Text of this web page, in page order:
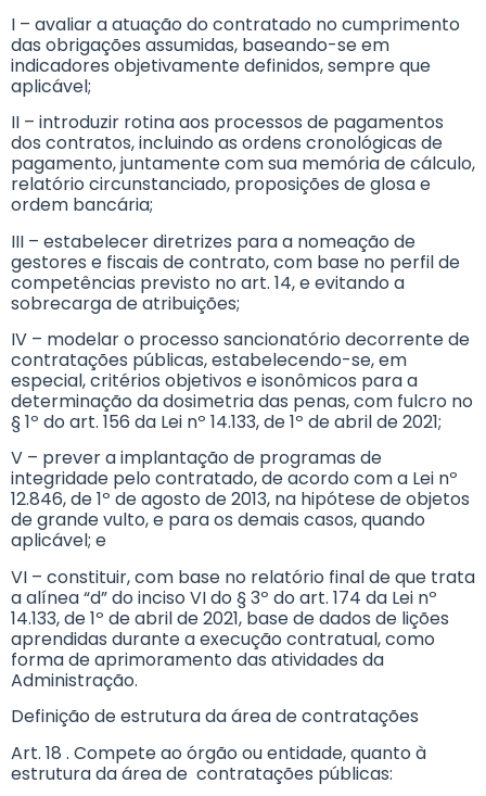
I – avaliar a atuação do contratado no cumprimento
das obrigações assumidas, baseando-se em
indicadores objetivamente definidos, sempre que
aplicável;
II – introduzir rotina aos processos de pagamentos
dos contratos, incluindo as ordens cronológicas de
pagamento, juntamente com sua memória de cálculo,
relatório circunstanciado, proposições de glosa e
ordem bancária;
III – estabelecer diretrizes para a nomeação de
gestores e fiscais de contrato, com base no perfil de
competências previsto no art. 14, e evitando a
sobrecarga de atribuições;
IV – modelar o processo sancionatório decorrente de
contratações públicas, estabelecendo-se, em
especial, critérios objetivos e isonômicos para a
determinação da dosimetria das penas, com fulcro no
§ 1º do art. 156 da Lei nº 14.133, de 1º de abril de 2021;
V – prever a implantação de programas de
integridade pelo contratado, de acordo com a Lei nº
12.846, de 1º de agosto de 2013, na hipótese de objetos
de grande vulto, e para os demais casos, quando
aplicável; e
VI – constituir, com base no relatório final de que trata
a alínea “d” do inciso VI do § 3º do art. 174 da Lei nº
14.133, de 1º de abril de 2021, base de dados de lições
aprendidas durante a execução contratual, como
forma de aprimoramento das atividades da
Administração.
Definição de estrutura da área de contratações
Art. 18 . Compete ao órgão ou entidade, quanto à
estrutura da área de contratações públicas: